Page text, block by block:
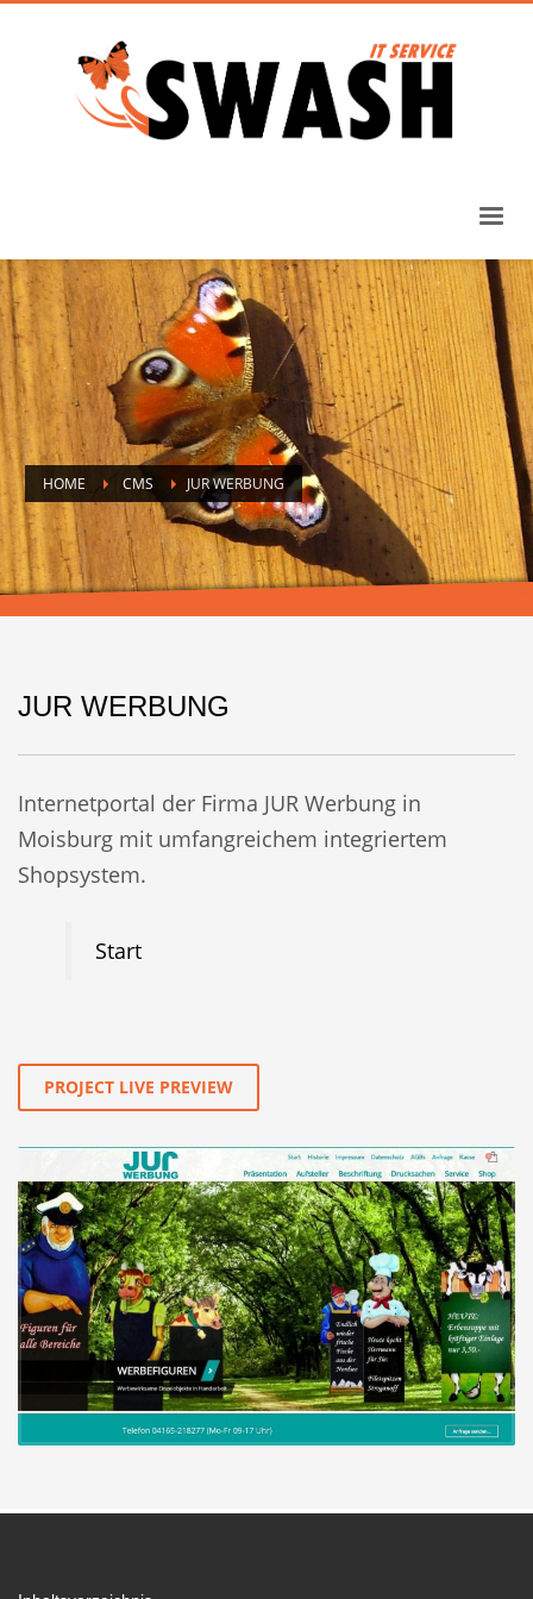
HOME CMS JUR WERBUNG
JUR WERBUNG
Internetportal der Firma JUR Werbung in
Moisburg mit umfangreichem integriertem
Shopsystem.
Start
PROJECT LIVE PREVIEW